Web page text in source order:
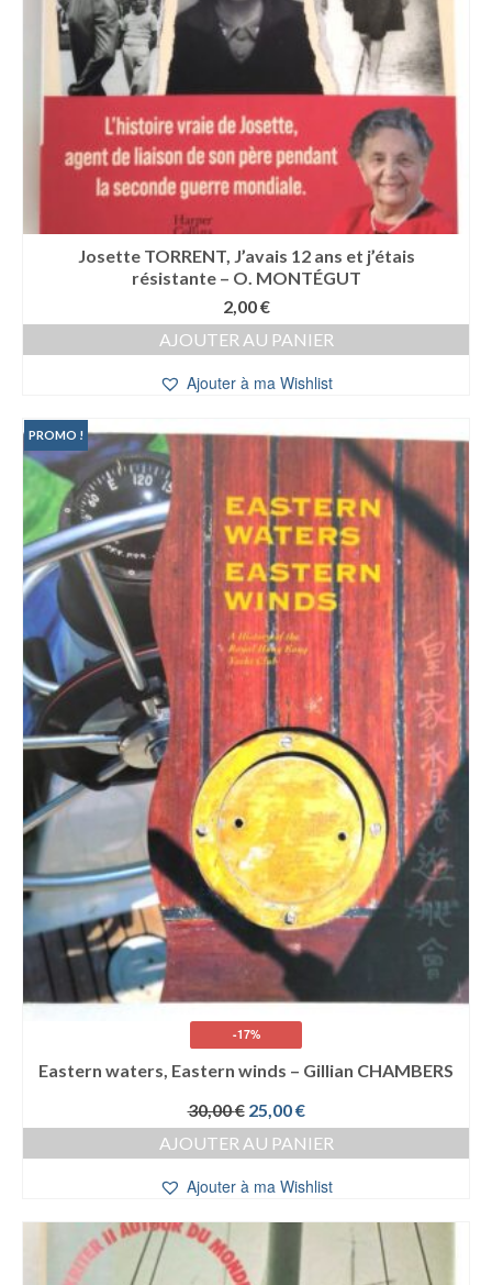
Josette TORRENT, J’avais 12 ans et j’étais
résistante – O. MONTÉGUT
2,00€
AJOUTER AU PANIER
Ajouter à ma Wishlist
PROMO !
-17%
Eastern waters, Eastern winds – Gillian CHAMBERS
30,00€ Le
prix
initial
30,00 €.
25,00€Le
prix
actuel
25,00 €.
AJOUTER AU PANIER
Ajouter à ma Wishlist